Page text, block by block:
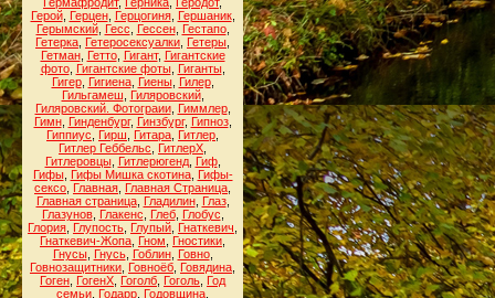
Герой, Герцен, Герцогиня, Гершаник,
Герымский, Гесс Гессен, Гестапо,
Гетерка Гетеросексуалки Гетеры
Гетман, Гетто, Гигант, Гигантские
фото, Гигантские фоты, Гиганты,
Гигер, Гигиена, Гиены, Гилер,
Гильгамеш
Гиляровский,
Гиляровский. Фотограии, Гиммлер,
Гимн, Гинденбург, Гинзбург, Гипноз,
Гиппиус
Гирш Гитара Гитлер
Гитлер Геббельс
ГитлерХ
Гитлеровцы, Гитлерюгенд, Гиф,
Гифы, Гифы Мишка скотина, Гифы-
сексо Главная Главная Страница
Главная страница, Гладилин, Глаз,
Глазунов, Глакенс Глеб, Глобус
Глория Глупость Глупый Гнаткевич
Гнаткевич-Жопа Гном Гностики
Гнусы, Гнусь, Гоблин, Говно,
Говнозащитники Говноёб Говядина
Гоген ГогенХ Гоголб Гоголь Год
семьи Годарр Годовщина